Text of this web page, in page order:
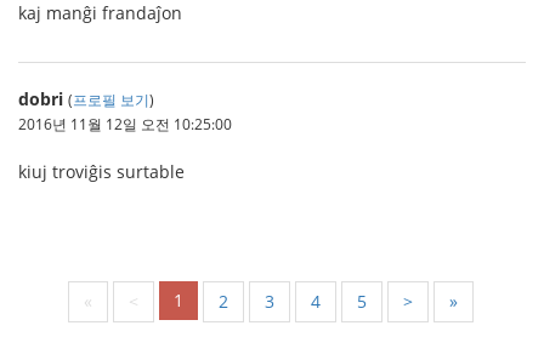
kaj manĝi frandaĵon
dobri (프로필 보기)
2016년 11월 12일 오전 10:25:00
kiuj troviĝis surtable
« < 1 2 3 4 5 > »